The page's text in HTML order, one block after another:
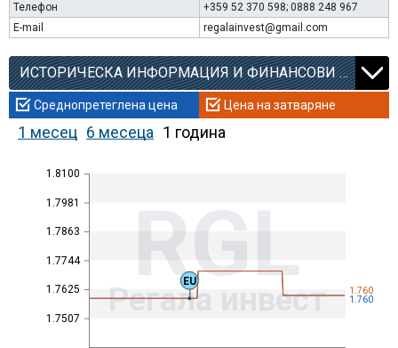
Телефон
+359 52 370 598; 0888 248 967
E-mail
regalainvest@gmail.com
ИСТОРИЧЕСКА ИНФОРМАЦИЯ И ФИНАНСОВИ КОЕФИЦИЕНТИ
Среднопретеглена цена Цена на затваряне
1 месец 6 месеца 1 година
1.7507
1.7625
1.7744
1.7863
1.7981
1.8100
RGL
Регала инвест 1.760
1.760
EU